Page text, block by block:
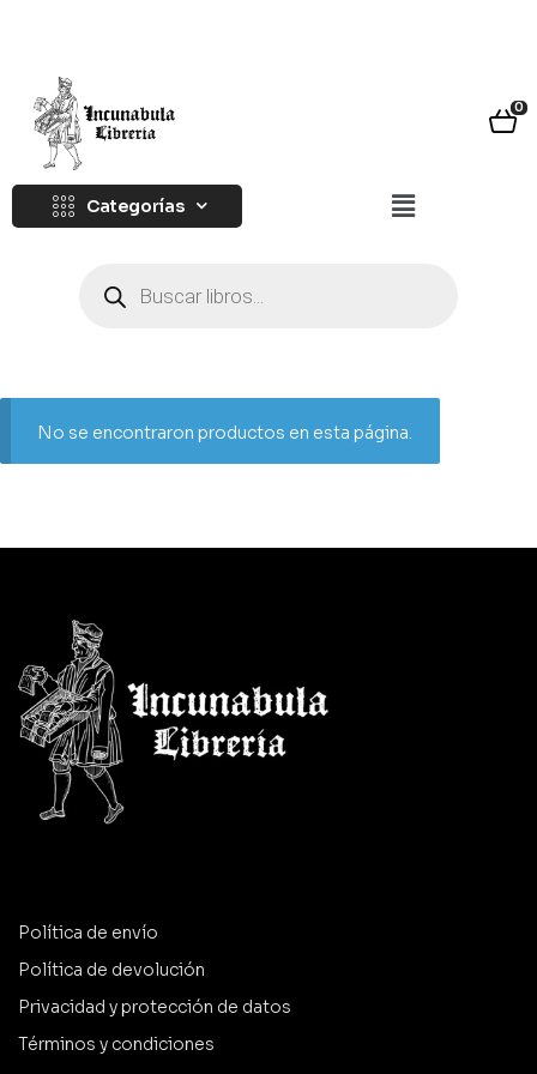
0
Categorías
No se encontraron productos en esta página.
Política de envío
Política de devolución
Privacidad y protección de datos
Términos y condiciones